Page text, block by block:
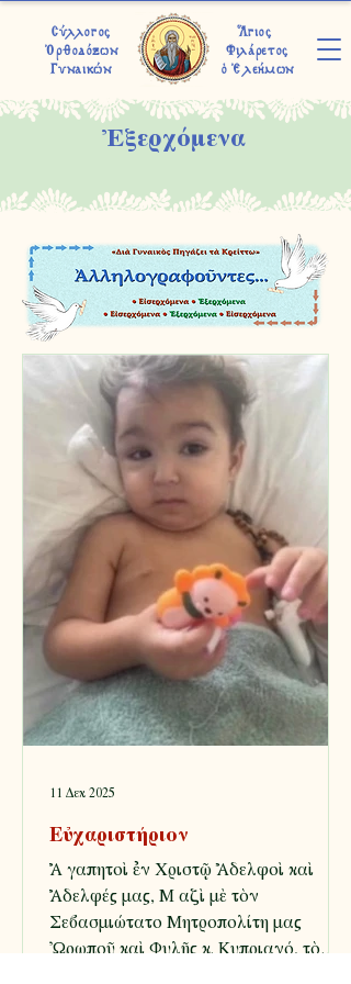
Σύλλογος
Ὀρθοδόξων
Γυναικών
Ἅγιος
Φιλάρετος
ὁ Ἐλεήμων
Ἐξερχόμενα
Εὐχαριστήριον
Ἀ γαπητοὶ ἐν Χριστῷ Ἀδελφοὶ καὶ
Ἀδελφές μας, Μ αζὶ μὲ τὸν
Σεβασμιώτατο Μητροπολίτη μας
Ὠρωποῦ καὶ Φυλῆς κ. Κυπριανό, τὸ
11 Δεκ 2025